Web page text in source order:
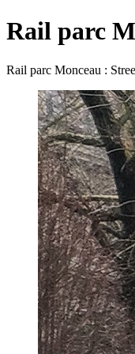
Rail parc
Rail parc Monceau :